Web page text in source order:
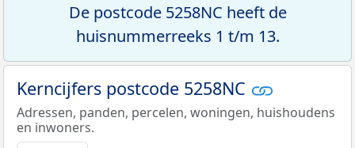
De postcode 5258NC heeft de
huisnummerreeks 1 t/m 13.
Kerncijfers postcode 5258NC
Adressen, panden, percelen, woningen, huishoudens
en inwoners.